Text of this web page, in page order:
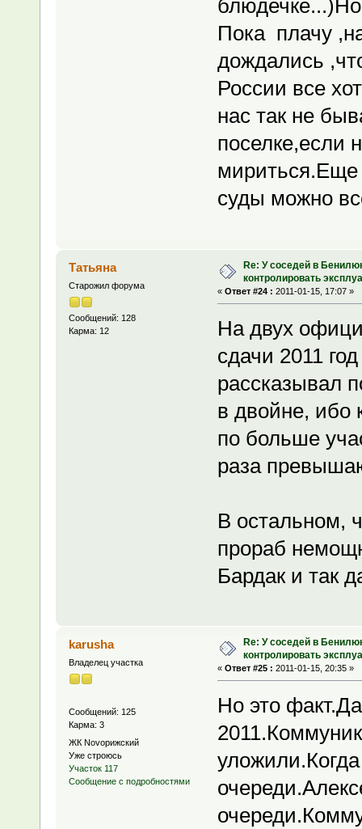
Пока плачу
дождались
России все
нас так не
поселке,если
суды можно
Татьяна
Старожил форума
Сообщений: 128
Карма: 12
Re: У соседей в
контролировать
« Ответ #24 : 2011-01-15, 17:07 »
На двух
сдачи 2011
рассказывал
в двойне, ибо
по больше
раза
В остальном,
прораб
Бардак и так
karusha
Владелец участка
Сообщений: 125
Карма: 3
ЖК Novoрижский
Уже строюсь
Участок 117
Сообщение с подробностями
Re: У соседей в
контролировать
« Ответ #25 : 2011-01-15, 20:35 »
Но это